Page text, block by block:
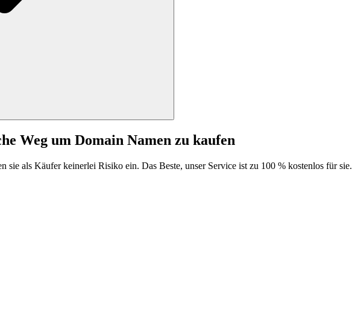
Weg um Domain Namen zu kaufen
sie als Käufer keinerlei Risiko ein. Das Beste, unser Service ist zu 100 % kostenlos für sie.